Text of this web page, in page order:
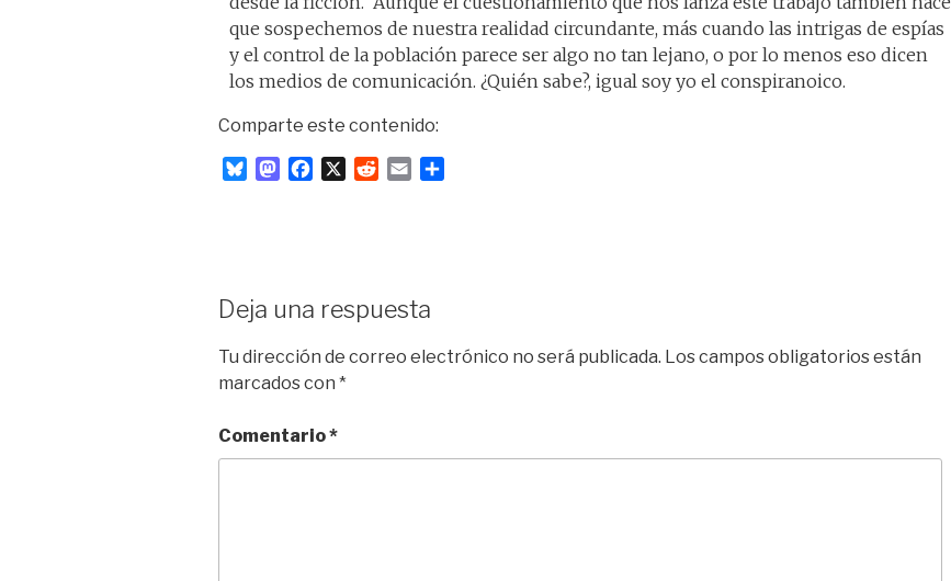
que sospechemos de nuestra realidad circundante, más cuando las intrigas de espías
y el control de la población parece ser algo no tan lejano, o por lo menos eso dicen
los medios de comunicación. ¿Quién sabe?, igual soy yo el conspiranoico.
Comparte este contenido:
y
M
o
o
X
r
Deja una respuesta
Tu dirección de correo electrónico no será publicada. Los campos obligatorios están
marcados con *
Comentario*